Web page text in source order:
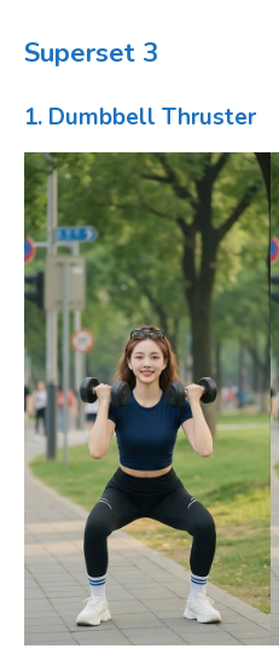
Superset 3
1. Dumbbell Thruster